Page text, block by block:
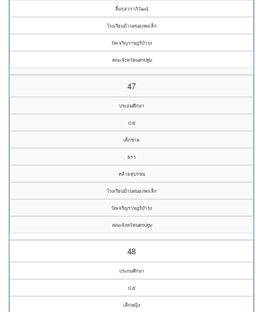
ลิ้มกุลวราภิวัฒน์
โรงเรียนบ้านหนองพงเล็ก
วัดเจริญราษฎร์บำรุง
คณะจังหวัดนครปฐม
47
ประถมศึกษา
ป.๕
เด็กชาย
ธกร
คล้ายสุบรรณ
โรงเรียนบ้านหนองพงเล็ก
วัดเจริญราษฎร์บำรุง
คณะจังหวัดนครปฐม
48
ประถมศึกษา
ป.๕
เด็กหญิง